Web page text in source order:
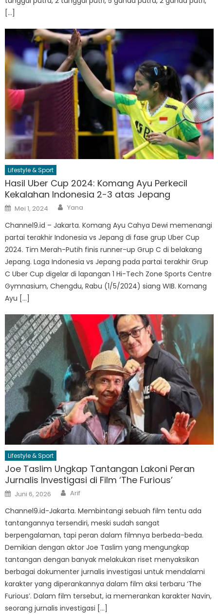
[…]
Lifestyle & Sport
Hasil Uber Cup 2024: Komang Ayu Perkecil
Kekalahan Indonesia 2-3 atas Jepang
Posted
on
Mei 1, 2024 Author
Yana
Channel9.id – Jakarta. Komang Ayu Cahya Dewi memenangi
partai terakhir Indonesia vs Jepang di fase grup Uber Cup
2024. Tim Merah-Putih finis runner-up Grup C di belakang
Jepang. Laga Indonesia vs Jepang pada partai terakhir Grup
C Uber Cup digelar di lapangan 1 Hi-Tech Zone Sports Centre
Gymnasium, Chengdu, Rabu (1/5/2024) siang WIB. Komang
Ayu […]
Lifestyle & Sport
Joe Taslim Ungkap Tantangan Lakoni Peran
Jurnalis Investigasi di Film ‘The Furious’
Posted
on
Juni 6, 2026 Author
Arif
Channel9.id-Jakarta. Membintangi sebuah film tentu ada
tantangannya tersendiri, meski sudah sangat
berpengalaman, tapi peran dalam filmnya berbeda-beda.
Demikian dengan aktor Joe Taslim yang mengungkap
tantangan dengan banyak melakukan riset menyaksikan
berbagai dokumenter jurnalis investigasi untuk mendalami
karakter yang diperankannya dalam film aksi terbaru ‘The
Furious’. Dalam film tersebut, ia memerankan karakter Navin,
seorang jurnalis investigasi […]